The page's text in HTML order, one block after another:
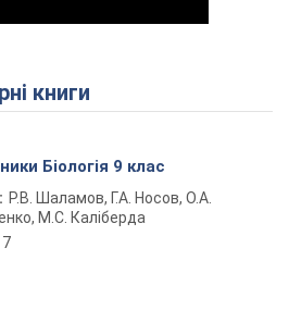
Play Video
книги
Біологія 9 клас
Р.В. Шаламов, Г.А. Носов, О.А.
М.С. Каліберда